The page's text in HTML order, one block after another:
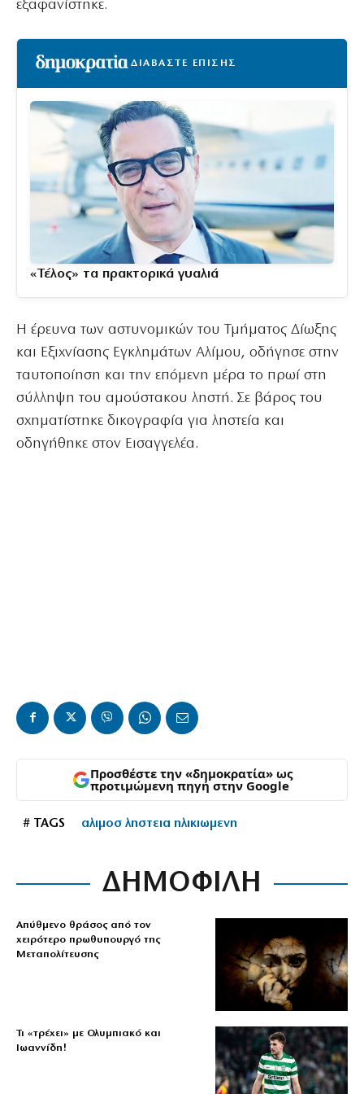
εξαφανίστηκε.
ΔΙΑΒΑΣΤΕ ΕΠΙΣΗΣ
«Τέλος» τα πρακτορικά γυαλιά
Η έρευνα των αστυνομικών του Τμήματος Δίωξης
και Εξιχνίασης Εγκλημάτων Αλίμου, οδήγησε στην
ταυτοποίηση και την επόμενη μέρα το πρωί στη
σύλληψη του αμούστακου ληστή. Σε βάρος του
σχηματίστηκε δικογραφία για ληστεία και
οδηγήθηκε στον Εισαγγελέα.
Προσθέστε την «δημοκρατία» ως
προτιμώμενη πηγή στην Google
# TAGS αλιμοσ ληστεια ηλικιωμενη
ΔΗΜΟΦΙΛΗ
Απύθμενο θράσος από τον
χειρότερο πρωθυπουργό της
Μεταπολίτευσης
Τι «τρέχει» με Ολυμπιακό και
Ιωαννίδη!